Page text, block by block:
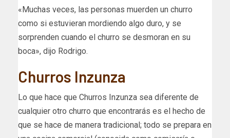
«Muchas veces, las personas muerden un churro
como si estuvieran mordiendo algo duro, y se
sorprenden cuando el churro se desmoran en su
boca», dijo Rodrigo.
Churros Inzunza
Lo que hace que Churros Inzunza sea diferente de
cualquier otro churro que encontrarás es el hecho de
que se hace de manera tradicional; todo se prepara en